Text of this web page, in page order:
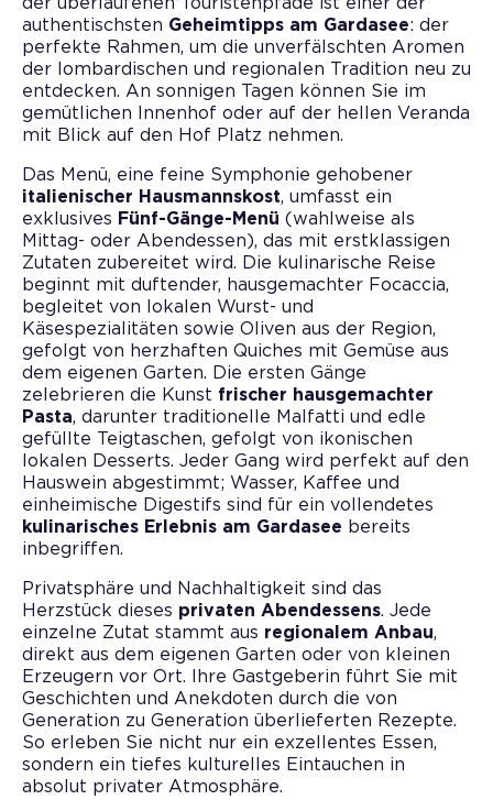
authentischsten Geheimtipps am Gardasee: der
perfekte Rahmen, um die unverfälschten Aromen
der lombardischen und regionalen Tradition neu zu
entdecken. An sonnigen Tagen können Sie im
gemütlichen Innenhof oder auf der hellen Veranda
mit Blick auf den Hof Platz nehmen.
Das Menü, eine feine Symphonie gehobener
italienischer Hausmannskost, umfasst ein
exklusives Fünf-Gänge-Menü (wahlweise als
Mittag- oder Abendessen), das mit erstklassigen
Zutaten zubereitet wird. Die kulinarische Reise
beginnt mit duftender, hausgemachter Focaccia,
begleitet von lokalen Wurst- und
Käsespezialitäten sowie Oliven aus der Region,
gefolgt von herzhaften Quiches mit Gemüse aus
dem eigenen Garten. Die ersten Gänge
zelebrieren die Kunst frischer hausgemachter
Pasta, darunter traditionelle Malfatti und edle
gefüllte Teigtaschen, gefolgt von ikonischen
lokalen Desserts. Jeder Gang wird perfekt auf den
Hauswein abgestimmt; Wasser, Kaffee und
einheimische Digestifs sind für ein vollendetes
kulinarisches Erlebnis am Gardasee bereits
inbegriffen.
Privatsphäre und Nachhaltigkeit sind das
Herzstück dieses privaten Abendessens. Jede
einzelne Zutat stammt aus regionalem Anbau,
direkt aus dem eigenen Garten oder von kleinen
Erzeugern vor Ort. Ihre Gastgeberin führt Sie mit
Geschichten und Anekdoten durch die von
Generation zu Generation überlieferten Rezepte.
So erleben Sie nicht nur ein exzellentes Essen,
sondern ein tiefes kulturelles Eintauchen in
absolut privater Atmosphäre.